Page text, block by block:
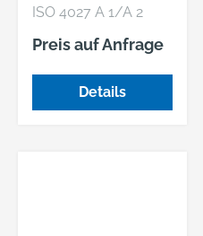
ISO 4027 A 1/A 2
Gewindestifte mit
Spitze und
Innensechskant
Preis auf Anfrage
Details